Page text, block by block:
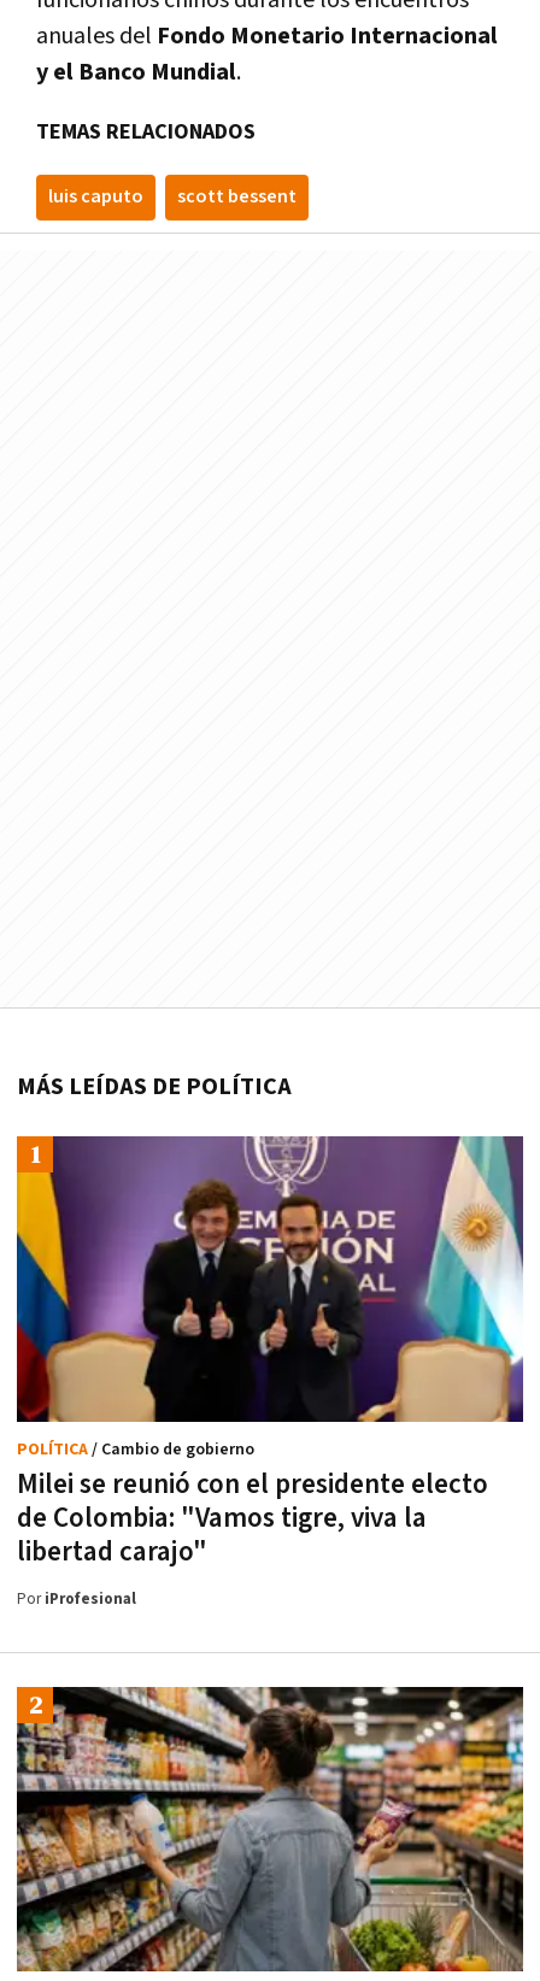
anuales del Fondo Monetario Internacional
y el Banco Mundial.
TEMAS RELACIONADOS
luis caputo scott bessent
MÁS LEÍDAS DE POLÍTICA
Milei se reunió con el presidente electo
de Colombia: "Vamos tigre, viva la
libertad carajo"
POLÍTICA/ Cambio de gobierno
PoriProfesional